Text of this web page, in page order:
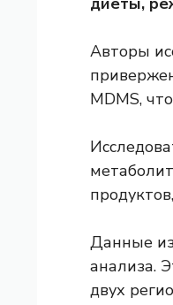
Авторы
MDMS,
Данные из
анализа.
двух